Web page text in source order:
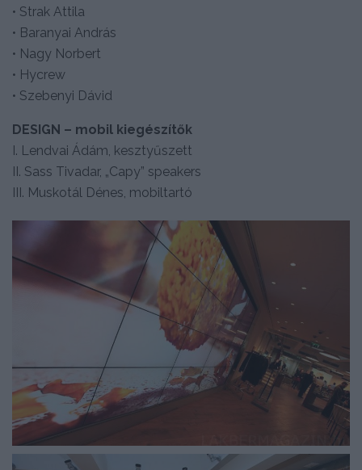
• Strak Attila
• Baranyai András
• Nagy Norbert
• Hycrew
• Szebenyi Dávid
DESIGN – mobil kiegészítők
I. Lendvai Ádám, kesztyűszett
II. Sass Tivadar, „Capy” speakers
III. Muskotál Dénes, mobiltartó